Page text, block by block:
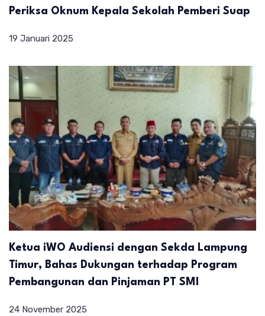
Periksa Oknum Kepala Sekolah Pemberi Suap
19 Januari 2025
Ketua iWO Audiensi dengan Sekda Lampung
Timur, Bahas Dukungan terhadap Program
Pembangunan dan Pinjaman PT SMI
24 November 2025